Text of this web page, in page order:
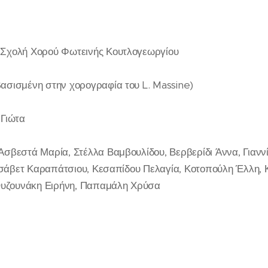
Χορού Φωτεινής Κουτλογεωργίου
στην χορογραφία του L. Massine)
Μαρία, Στέλλα Βαμβουλίδου, Βερβερίδι Άννα,
Καραπάτσιου, Κεσαπίδου Πελαγία, Κοτοπούλη Έλλη,
Ειρήνη, Παπαμάλη Χρύσα